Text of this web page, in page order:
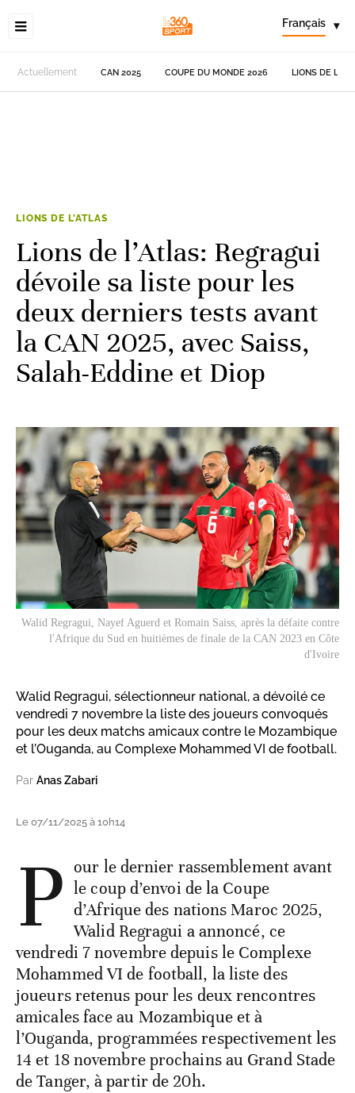
Français ▾
Actuellement CAN 2025 COUPE DU MONDE 2026 LIONS DE
LIONS DE L'ATLAS
Lions de l’Atlas: Regragui
dévoile sa liste pour les
deux derniers tests avant
la CAN 2025, avec Saiss,
Salah-Eddine et Diop
Walid Regragui, Nayef Aguerd et Romain Saiss, après la défaite contre
l'Afrique du Sud en huitièmes de finale de la CAN 2023 en Côte
d'Ivoire
Walid Regragui, sélectionneur national, a dévoilé ce
vendredi 7 novembre la liste des joueurs convoqués
pour les deux matchs amicaux contre le Mozambique
et l’Ouganda, au Complexe Mohammed VI de football.
Par Anas Zabari
Le 07/11/2025 à 10h14
P our le dernier rassemblement avant
le coup d’envoi de la Coupe
d’Afrique des nations Maroc 2025,
Walid Regragui a annoncé, ce
vendredi 7 novembre depuis le Complexe
Mohammed VI de football, la liste des
joueurs retenus pour les deux rencontres
amicales face au Mozambique et à
l’Ouganda, programmées respectivement les
14 et 18 novembre prochains au Grand Stade
de Tanger, à partir de 20h.